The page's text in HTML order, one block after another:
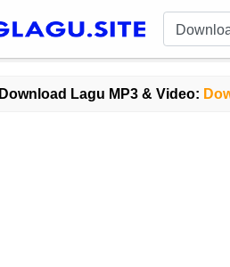
Download Lagu MP3 & Video: